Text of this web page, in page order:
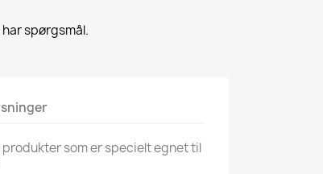
spørgsmål.
som er specielt egnet til